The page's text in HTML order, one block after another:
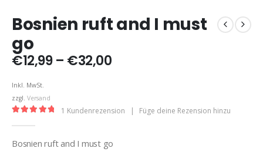
Bosnien ruft and I must
go
€12,99 – €32,00Preisspanne:
Inkl. MwSt.
zzgl. Versand
1 Kundenrezension | Füge deine Rezension hinzu
Bosnien ruft and I must go